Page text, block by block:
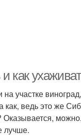
как
участке
ведь это же
лучше.